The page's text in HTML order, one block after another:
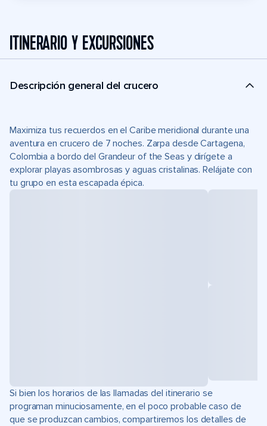
ITINERARIO Y EXCURSIONES
Descripción general del crucero
Maximiza tus recuerdos en el Caribe meridional durante una
aventura en crucero de 7 noches. Zarpa desde Cartagena,
Colombia a bordo del Grandeur of the Seas y dirígete a
explorar playas asombrosas y aguas cristalinas. Relájate con
tu grupo en esta escapada épica.
Si bien los horarios de las llamadas del itinerario se
programan minuciosamente, en el poco probable caso de
que se produzcan cambios, compartiremos los detalles de